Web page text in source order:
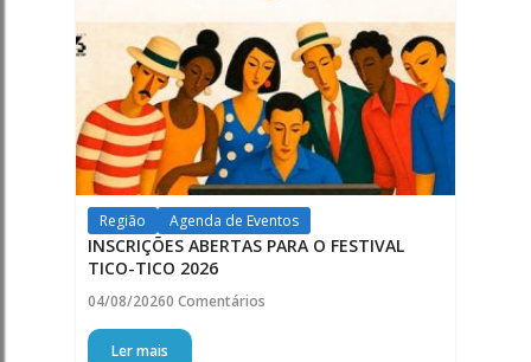
Região Agenda de Eventos
INSCRIÇÕES ABERTAS PARA O FESTIVAL
TICO-TICO 2026
04/08/20260 Comentários
Ler mais